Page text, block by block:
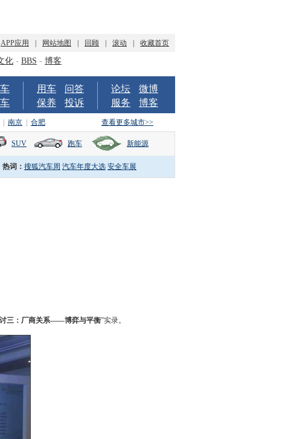
APP应用 网站地图 回顾 滚动 收藏首页
化 - BBS - 博客
用车
问答
保养
投诉
论坛
微博
服务
博客
查看更多城市>>
南京 合肥
SUV 跑车 新能源
热词： 搜狐汽车周 汽车年度大选 安全车展
三：厂商关系——博弈与平衡”实录。